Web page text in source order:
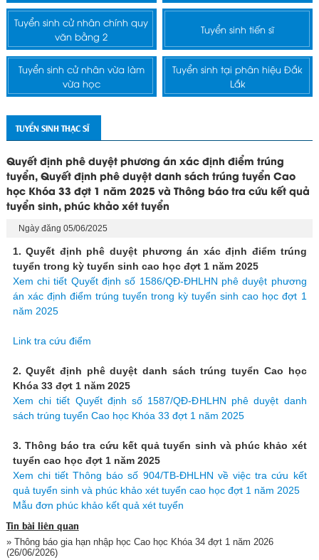
Tuyển sinh cử nhân chính quy
văn bằng 2
Tuyển sinh tiến sĩ
Tuyển sinh cử nhân vừa làm
vừa học
Tuyển sinh tại phân hiệu Đắk
Lắk
TUYỂN SINH THẠC SĨ
Quyết định phê duyệt phương án xác định điểm trúng
tuyển, Quyết định phê duyệt danh sách trúng tuyển Cao
học Khóa 33 đợt 1 năm 2025 và Thông báo tra cứu kết quả
tuyển sinh, phúc khảo xét tuyển
Ngày đăng 05/06/2025
1. Quyết định phê duyệt phương án xác định điểm trúng
tuyển trong kỳ tuyển sinh cao học đợt 1 năm 2025
Xem chi tiết Quyết định số 1586/QĐ-ĐHLHN phê duyệt phương
án xác định điểm trúng tuyển trong kỳ tuyển sinh cao học đợt 1
năm 2025
Link tra cứu điểm
2. Quyết định phê duyệt danh sách trúng tuyển Cao học
Khóa 33 đợt 1 năm 2025
Xem chi tiết Quyết định số 1587/QĐ-ĐHLHN phê duyệt danh
sách trúng tuyển Cao học Khóa 33 đợt 1 năm 2025
3. Thông báo tra cứu kết quả tuyển sinh và phúc khảo xét
tuyển cao học đợt 1 năm 2025
Xem chi tiết Thông báo số 904/TB-ĐHLHN về việc tra cứu kết
quả tuyển sinh và phúc khảo xét tuyển cao học đợt 1 năm 2025
Mẫu đơn phúc khảo kết quả xét tuyển
Tin bài liên quan
» Thông báo gia hạn nhập học Cao học Khóa 34 đợt 1 năm 2026
(26/06/2026)